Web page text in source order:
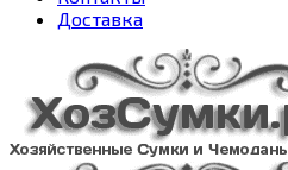
Доставка